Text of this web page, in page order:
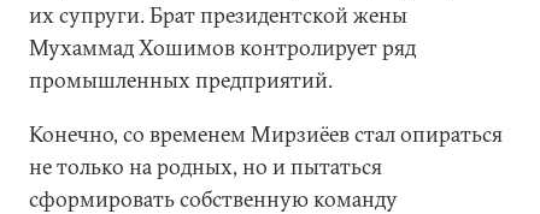
их супруги. Брат президентской жены
Мухаммад Хошимов контролирует ряд
промышленных предприятий.
Конечно, со временем Мирзиёев стал опираться
не только на родных, но и пытаться
сформировать собственную команду